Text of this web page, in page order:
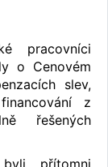
pracovníci
o Cenovém
slev,
z
řešených
přítomni